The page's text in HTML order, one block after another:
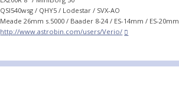
QSI540wsg / QHY5 / Lodestar / SVX-AO
Meade 26mm s.5000 / Baader 8-24 / ES-14mm / ES-20mm
http://www.astrobin.com/users/Verio/